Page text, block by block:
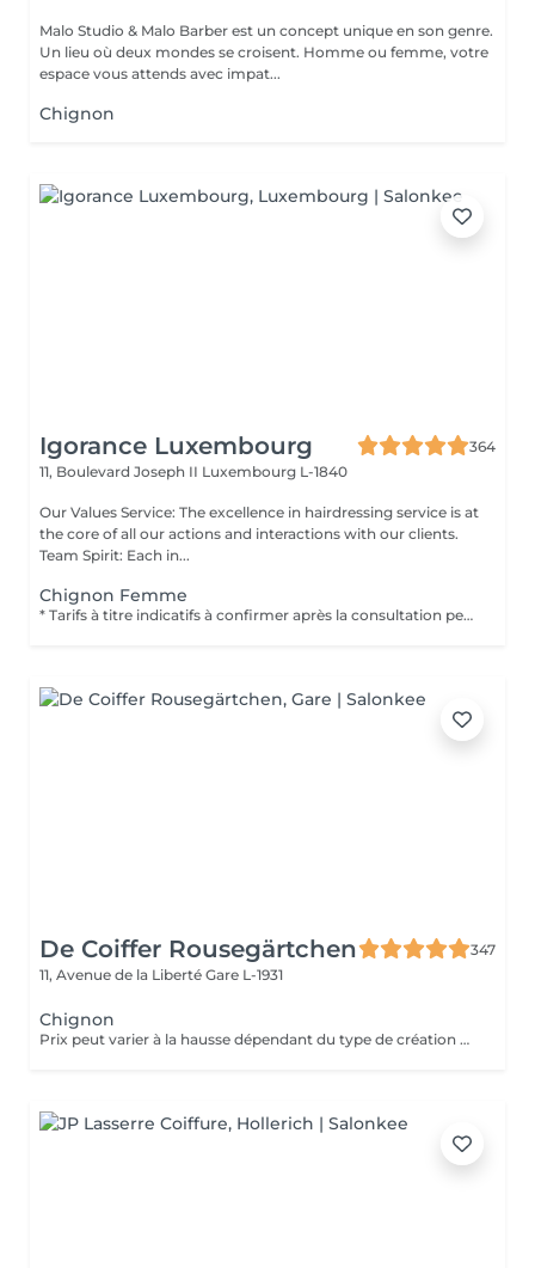
Malo Studio & Malo Barber est un concept unique en son genre.
Un lieu où deux mondes se croisent. Homme ou femme, votre
espace vous attends avec impat...
Chignon
Igorance Luxembourg
364
11, Boulevard Joseph II Luxembourg L-1840
Our Values Service: The excellence in hairdressing service is at
the core of all our actions and interactions with our clients.
Team Spirit: Each in...
Chignon Femme
* Tarifs à titre indicatifs à confirmer après la consultation personnalisée établit auprès de votre coiffeur/stylist/spécialiste * La direction se réserve le droit dapporter des modifications pour le bon fonctionnement du salon
De Coiffer Rousegärtchen
347
11, Avenue de la Liberté Gare L-1931
Chignon
Prix peut varier à la hausse dépendant du type de création finalement réalisée.